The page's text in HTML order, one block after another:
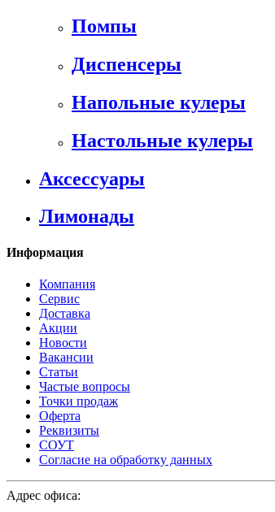
Помпы
Диспенсеры
Напольные кулеры
Настольные кулеры
Аксессуары
Лимонады
Информация
Компания
Сервис
Доставка
Акции
Новости
Вакансии
Статьи
Частые вопросы
Точки продаж
Оферта
Реквизиты
СОУТ
Согласие на обработку данных
Адрес офиса: